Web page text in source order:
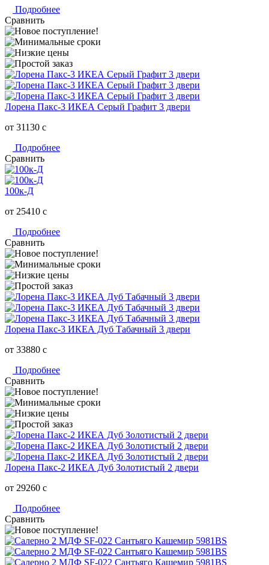
Подробнее
Сравнить
Лорена Пакс-3 ИКЕА Серый Графит 3 двери
от 31130 c
Подробнее
Сравнить
100к-Д
от 25410 c
Подробнее
Сравнить
Лорена Пакс-3 ИКЕА Дуб Табачный 3 двери
от 33880 c
Подробнее
Сравнить
Лорена Пакс-2 ИКЕА Дуб Золотистый 2 двери
от 29260 c
Подробнее
Сравнить